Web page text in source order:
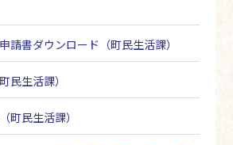
請書ダウンロード（町民生活課）
民生活課）
町民生活課）